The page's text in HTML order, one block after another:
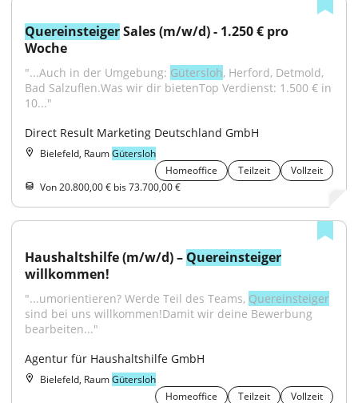
Quereinsteiger Sales (m/w/d) - 1.250 € pro
Woche
"...Auch in der Umgebung: Gütersloh, Herford, Detmold,
Bad Salzuflen.Was wir dir bietenTop Verdienst: 1.500 € in
10..."
Direct Result Marketing Deutschland GmbH
Bielefeld, RaumGütersloh
Homeoffice
Teilzeit
Vollzeit
Von 20.800,00 € bis 73.700,00 €
Haushaltshilfe (m/w/d) – Quereinsteiger
willkommen!
"...umorientieren? Werde Teil des Teams, Quereinsteiger
sind bei uns willkommen!Damit wir deine Bewerbung
bearbeiten..."
Agentur für Haushaltshilfe GmbH
Bielefeld, RaumGütersloh
Homeoffice
Teilzeit Vollzeit